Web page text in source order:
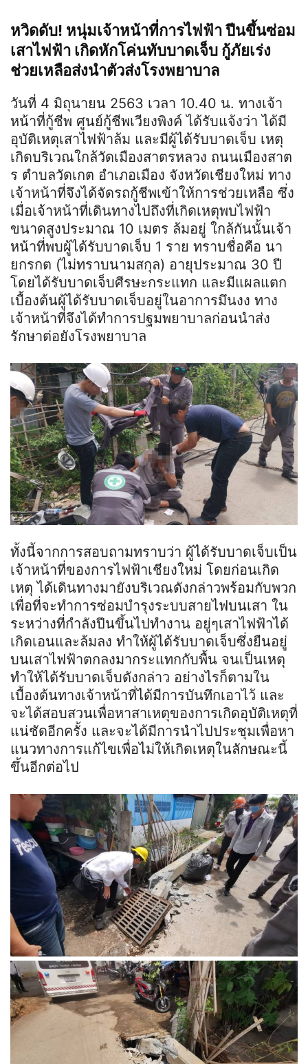
หวิดดับ! หนุ่มเจ้าหน้าที่การไฟฟ้า ปีนขึ้นซ่อม
เสาไฟฟ้า เกิดหักโค่นทับบาดเจ็บ กู้ภัยเร่ง
ช่วยเหลือส่งนำตัวส่งโรงพยาบาล
วันที่ 4 มิถุนายน 2563 เวลา 10.40 น. ทางเจ้า
หน้าที่กู้ชีพ ศูนย์กู้ชีพเวียงพิงค์ ได้รับแจ้งว่า ได้มี
อุบัติเหตุเสาไฟฟ้าล้ม และมีผู้ได้รับบาดเจ็บ เหตุ
เกิดบริเวณใกล้วัดเมืองสาตรหลวง ถนนเมืองสาต
ร ตำบลวัดเกต อำเภอเมือง จังหวัดเชียงใหม่ ทาง
เจ้าหน้าที่จึงได้จัดรถกู้ชีพเข้าให้การช่วยเหลือ ซึ่ง
เมื่อเจ้าหน้าที่เดินทางไปถึงที่เกิดเหตุพบไฟฟ้า
ขนาดสูงประมาณ 10 เมตร ล้มอยู่ ใกล้กันนั้นเจ้า
หน้าที่พบผู้ได้รับบาดเจ็บ 1 ราย ทราบชื่อคือ นา
ยกรกต (ไม่ทราบนามสกุล) อายุประมาณ 30 ปี
โดยได้รับบาดเจ็บศีรษะกระแทก และมีแผลแตก
เบื้องต้นผู้ได้รับบาดเจ็บอยู่ในอาการมึนงง ทาง
เจ้าหน้าที่จึงได้ทำการปฐมพยาบาลก่อนนำส่ง
รักษาต่อยังโรงพยาบาล
ทั้งนี้จากการสอบถามทราบว่า ผู้ได้รับบาดเจ็บเป็น
เจ้าหน้าที่ของการไฟฟ้าเชียงใหม่ โดยก่อนเกิด
เหตุ ได้เดินทางมายังบริเวณดังกล่าวพร้อมกับพวก
เพื่อที่จะทำการซ่อมบำรุงระบบสายไฟบนเสา ใน
ระหว่างที่กำลังปีนขึ้นไปทำงาน อยู่ๆเสาไฟฟ้าได้
เกิดเอนและล้มลง ทำให้ผู้ได้รับบาดเจ็บซึ่งยืนอยู่
บนเสาไฟฟ้าตกลงมากระแทกกับพื้น จนเป็นเหตุ
ทำให้ได้รับบาดเจ็บดังกล่าว อย่างไรก็ตามใน
เบื้องต้นทางเจ้าหน้าที่ได้มีการบันทึกเอาไว้ และ
จะได้สอบสวนเพื่อหาสาเหตุของการเกิดอุบัติเหตุที่
แน่ชัดอีกครั้ง และจะได้มีการนำไปประชุมเพื่อหา
แนวทางการแก้ไขเพื่อไม่ให้เกิดเหตุในลักษณะนี้
ขึ้นอีกต่อไป